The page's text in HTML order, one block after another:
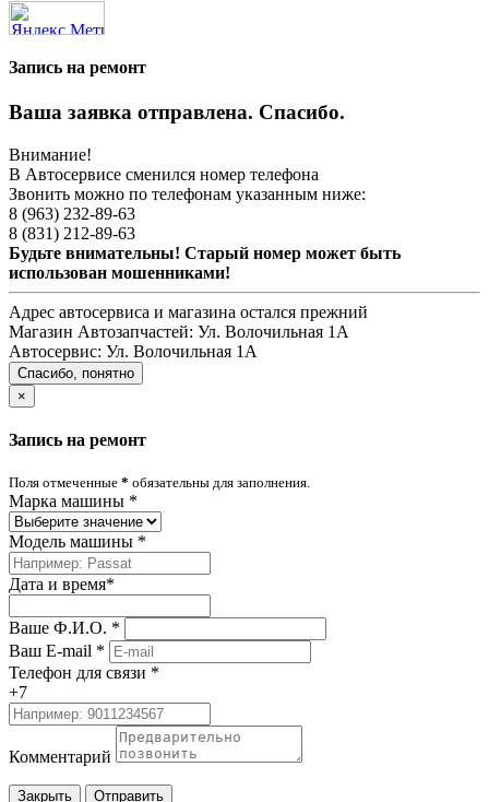
Запись на ремонт
Ваша заявка отправлена. Спасибо.
Внимание!
В Автосервисе сменился номер телефона
Звонить можно по телефонам указанным ниже:
8 (963) 232-89-63
8 (831) 212-89-63
Будьте внимательны! Старый номер может быть
использован мошенниками!
Адрес автосервиса и магазина остался прежний
Магазин Автозапчастей: Ул. Волочильная 1А
Автосервис: Ул. Волочильная 1А
Спасибо, понятно
×
Запись на ремонт
Поля отмеченные * обязательны для заполнения.
Марка машины *
Модель машины *
Дата и время*
Ваше Ф.И.О. *
Ваш E-mail *
Телефон для связи *
+7
Комментарий
Закрыть Отправить